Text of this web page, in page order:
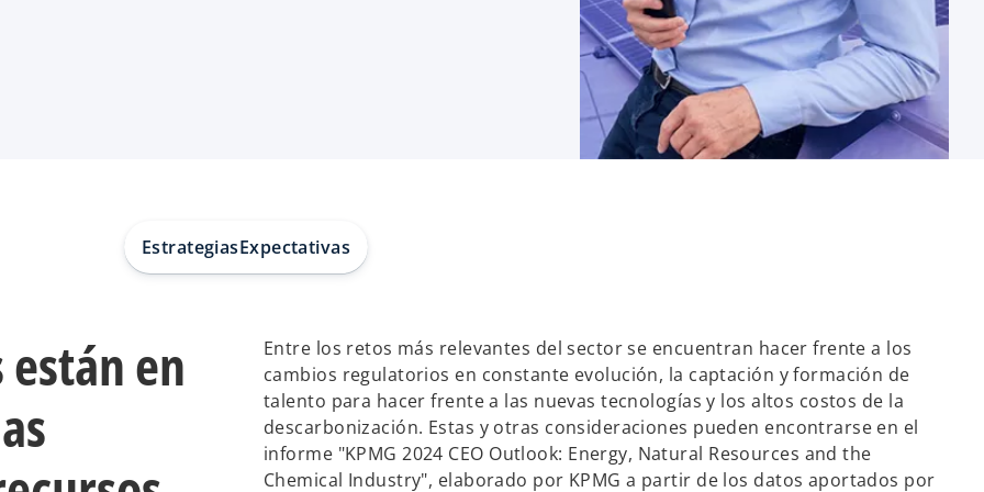
EstrategiasExpectativas
en
Entre los retos más relevantes del sector se encuentran hacer frente a los
cambios regulatorios en constante evolución, la captación y formación de
talento para hacer frente a las nuevas tecnologías y los altos costos de la
descarbonización. Estas y otras consideraciones pueden encontrarse en el
informe "KPMG 2024 CEO Outlook: Energy, Natural Resources and the
Chemical Industry", elaborado por KPMG a partir de los datos aportados por